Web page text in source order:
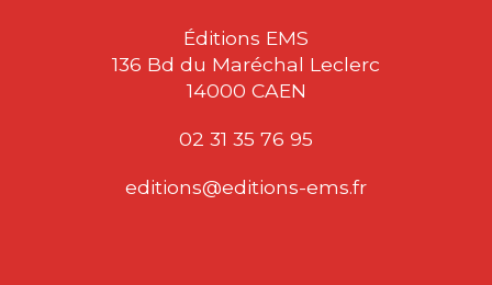
Éditions EMS
136 Bd du Maréchal Leclerc
14000 CAEN
02 31 35 76 95
editions@editions-ems.fr